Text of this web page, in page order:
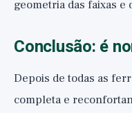
geometria das faixas e
Conclusão: é
Depois de todas as
completa e